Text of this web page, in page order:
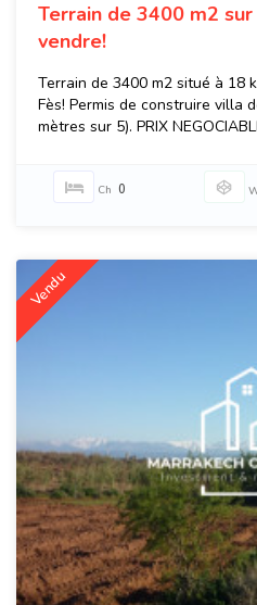
Terrain de 3400 m2
vendre!
Terrain de 3400 m2 situé à 18
Fès! Permis de construire villa
mètres sur 5). PRIX
Ch 0
Vendu